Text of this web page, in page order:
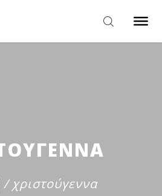
/ χριστούγεννα